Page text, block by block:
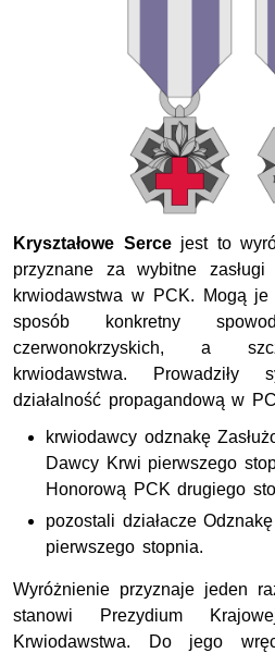
Kryształowe Sercejest to
przyznane za wybitne
krwiodawstwa w PCK. Mogą
sposób konkretny
czerwonokrzyskich, a
krwiodawstwa. Prowadziły
działalność propagandową w
krwiodawcy odznakę
Dawcy Krwi pierwszego
Honorową PCK drugiego
pozostali działacze
pierwszego stopnia.
Wyróżnienie przyznaje jeden
stanowi Prezydium
Krwiodawstwa. Do jego